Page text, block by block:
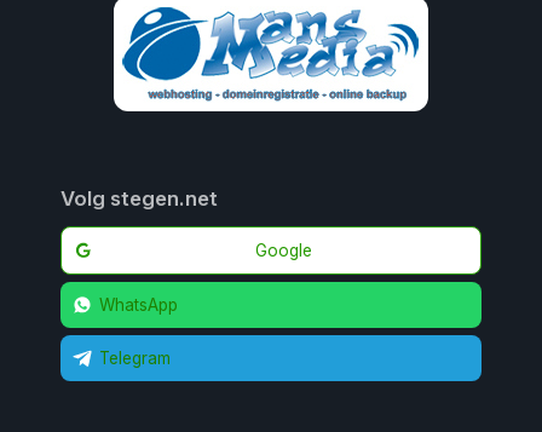
Volg stegen.net
Google
WhatsApp
Telegram